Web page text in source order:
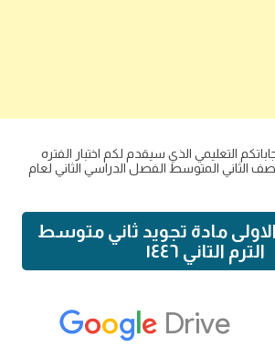
التعليمي الذي سيقدم لكم اختبار الفتره
الثاني المتوسط الفصل الدراسي الثاني لعام
الاولى مادة تجويد ثاني متوسط
الترم التاني ١٤٤٦